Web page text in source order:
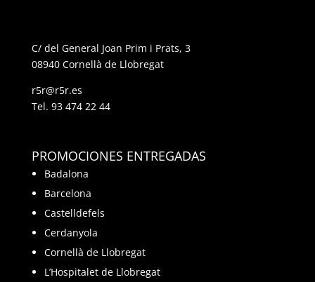
C/ del General Joan Prim i Prats, 3
08940 Cornellà de Llobregat
r5r@r5r.es
Tel. 93 474 22 44
PROMOCIONES ENTREGADAS
Badalona
Barcelona
Castelldefels
Cerdanyola
Cornellà de Llobregat
L’Hospitalet de Llobregat